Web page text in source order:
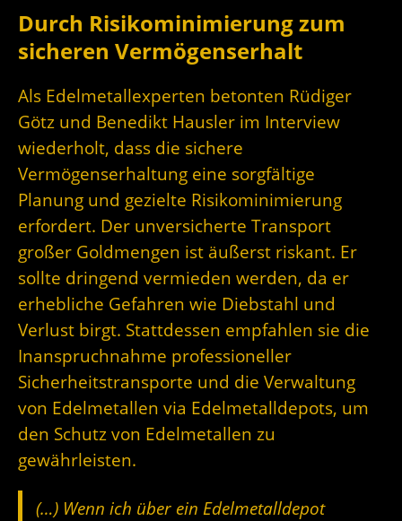
Durch Risikominimierung zum
sicheren Vermögenserhalt
Als Edelmetallexperten betonten Rüdiger
Götz und Benedikt Hausler im Interview
wiederholt, dass die sichere
Vermögenserhaltung eine sorgfältige
Planung und gezielte Risikominimierung
erfordert. Der unversicherte Transport
großer Goldmengen ist äußerst riskant. Er
sollte dringend vermieden werden, da er
erhebliche Gefahren wie Diebstahl und
Verlust birgt. Stattdessen empfahlen sie die
Inanspruchnahme professioneller
Sicherheitstransporte und die Verwaltung
von Edelmetallen via Edelmetalldepots, um
den Schutz von Edelmetallen zu
gewährleisten.
(…) Wenn ich über ein Edelmetalldepot